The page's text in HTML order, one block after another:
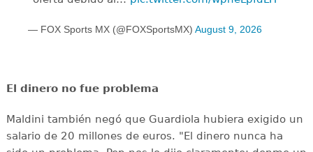
— FOX Sports MX (@FOXSportsMX) August 9, 2026
El dinero no fue problema
Maldini también negó que Guardiola hubiera exigido un
salario de 20 millones de euros. "El dinero nunca ha